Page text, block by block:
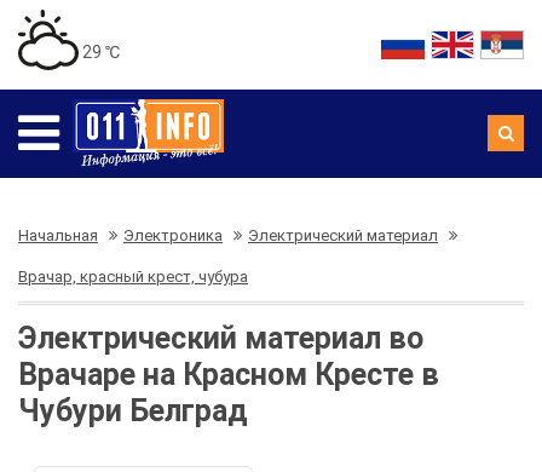
29 ℃
Начальная Электроника Электрический материал
Врачар, красный крест, чубура
Электрический материал во
Врачаре на Красном Кресте в
Чубури Белград